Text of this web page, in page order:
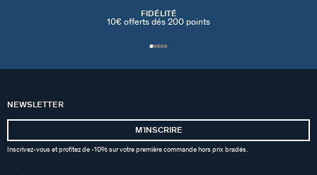
FIDÉLITÉ
10€ offerts dés 200 points
NEWSLETTER
MʼINSCRIRE
Inscrivez-vous et profitez de -10% sur votre première commande hors prix bradés.